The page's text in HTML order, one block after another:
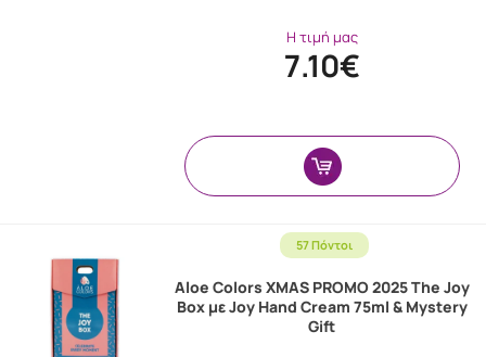
Η τιμή μας
7.10€
57 Πόντοι
Aloe Colors XMAS PROMO 2025 The Joy
Box με Joy Hand Cream 75ml & Mystery
Gift